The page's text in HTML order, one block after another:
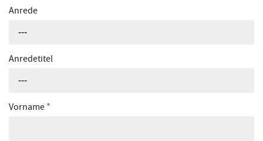
Anrede
---
Anredetitel
---
Vorname *